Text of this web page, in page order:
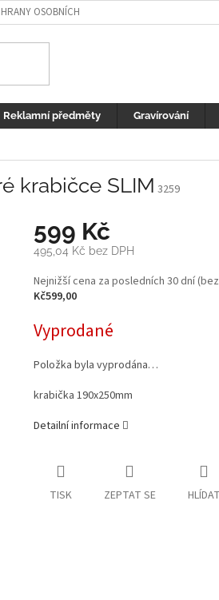
OSOBNÍCH ÚDAJŮ
Reklamní předměty Gravírování
krabičce SLIM 3259
599 Kč
495,04 Kč bez DPH
Měrná
cena:
Nejnižší cena za posledních 30 dní
Kč599,00
Vyprodané
Položka byla vyprodána…
krabička 190x250mm
Detailní informace
TISK ZEPTAT SE HLÍDAT